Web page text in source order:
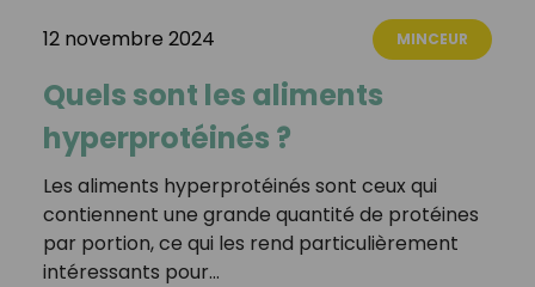
12 novembre 2024 MINCEUR
Quels sont les aliments
hyperprotéinés ?
Les aliments hyperprotéinés sont ceux qui
contiennent une grande quantité de protéines
par portion, ce qui les rend particulièrement
intéressants pour…